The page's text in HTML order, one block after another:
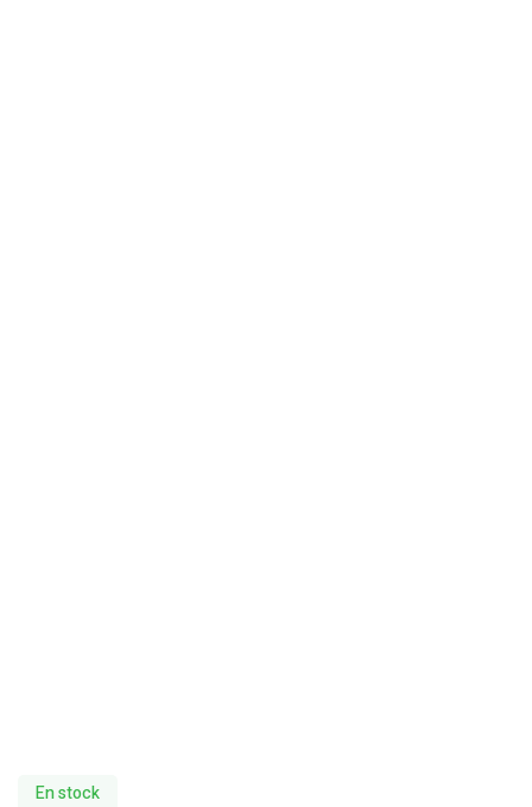
En stock